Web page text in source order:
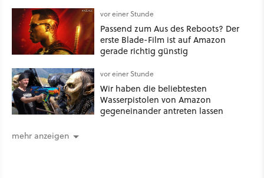
vor einer Stunde
Passend zum Aus des Reboots? Der
erste Blade-Film ist auf Amazon
gerade richtig günstig
vor einer Stunde
Wir haben die beliebtesten
Wasserpistolen von Amazon
gegeneinander antreten lassen
mehr anzeigen